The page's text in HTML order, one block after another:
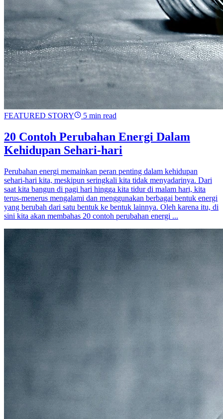
FEATURED STORY 5 min read
20 Contoh Perubahan Energi Dalam
Kehidupan Sehari-hari
Perubahan energi memainkan peran penting dalam kehidupan
sehari-hari kita, meskipun seringkali kita tidak menyadarinya. Dari
saat kita bangun di pagi hari hingga kita tidur di malam hari, kita
terus-menerus mengalami dan menggunakan berbagai bentuk energi
yang berubah dari satu bentuk ke bentuk lainnya. Oleh karena itu, di
sini kita akan membahas 20 contoh perubahan energi ...